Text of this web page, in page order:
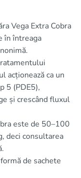
Vega Extra Cobra
în întreaga
acționează ca un
5 (PDE5),
și crescând fluxul
este de 50–100
deci consultarea
de sachete